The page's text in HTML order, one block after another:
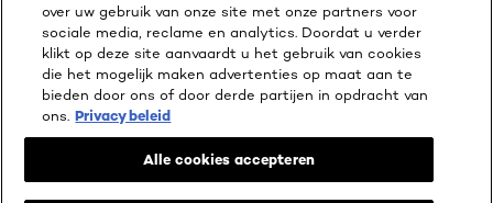
ADDRESS
Instagram
Facebook
YouTube
over uw gebruik van onze site met onze partners voor
sociale media, reclame en analytics. Doordat u verder
klikt op deze site aanvaardt u het gebruik van cookies
die het mogelijk maken advertenties op maat aan te
bieden door ons of door derde partijen in opdracht van
ons. Privacy beleid
Alle cookies accepteren